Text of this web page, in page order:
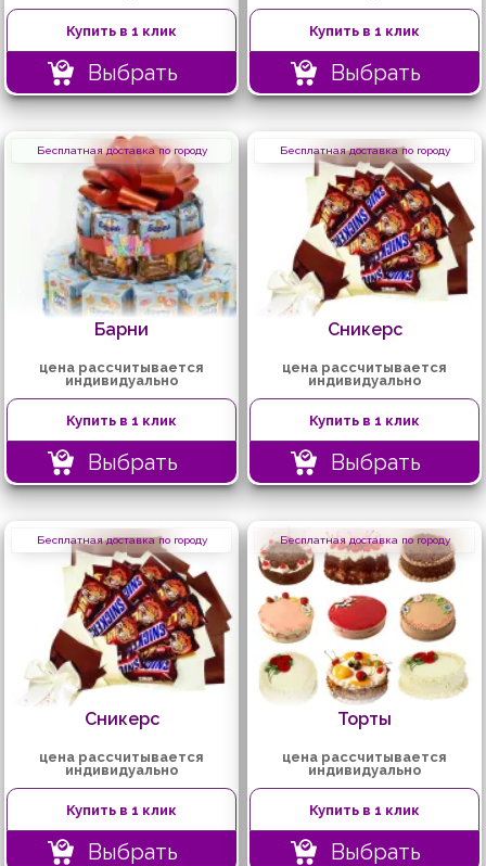
Купить в 1 клик
Выбрать
Купить в 1 клик
Выбрать
Бесплатная доставка по городу
Барни
цена рассчитывается
индивидуально
Купить в 1 клик
Выбрать
Бесплатная доставка по городу
Сникерс
цена рассчитывается
индивидуально
Купить в 1 клик
Выбрать
Бесплатная доставка по городу
Сникерс
цена рассчитывается
индивидуально
Купить в 1 клик
Выбрать
Бесплатная доставка по городу
Торты
цена рассчитывается
индивидуально
Купить в 1 клик
Выбрать